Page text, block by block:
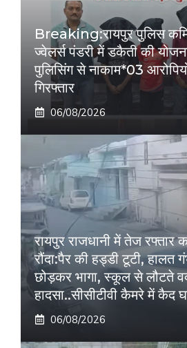
Breaking:रायपुर पुलिस
ज्वेलर्स पंडरी में डकैती की
पुलिसिंग से नाकाम*03
गिरफ्तार
06/08/2026
रायपुर राजधानी में तेज रफ्तार
रौंदा:पैर की हड्डी टूटी, हालत
छोड़कर भागा, स्कूल से लौटते
हादसा..सीसीटीवी कैमरे में कैद
06/08/2026